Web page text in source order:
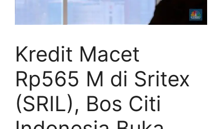
Kredit Macet
Rp565 M di Sritex
(SRIL), Bos Citi